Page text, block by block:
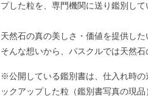
プした粒を、専門機関に送り鑑別して
天然石の真の美しさ・価値を提供した
そんな想いから、パスクルでは天然石
※公開している鑑別書は、仕入れ時
ックアップした粒（鑑別書写真の現